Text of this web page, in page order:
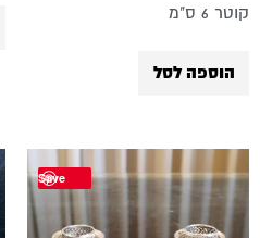
קוטר 6 ס"מ
הוספה לסל
Save